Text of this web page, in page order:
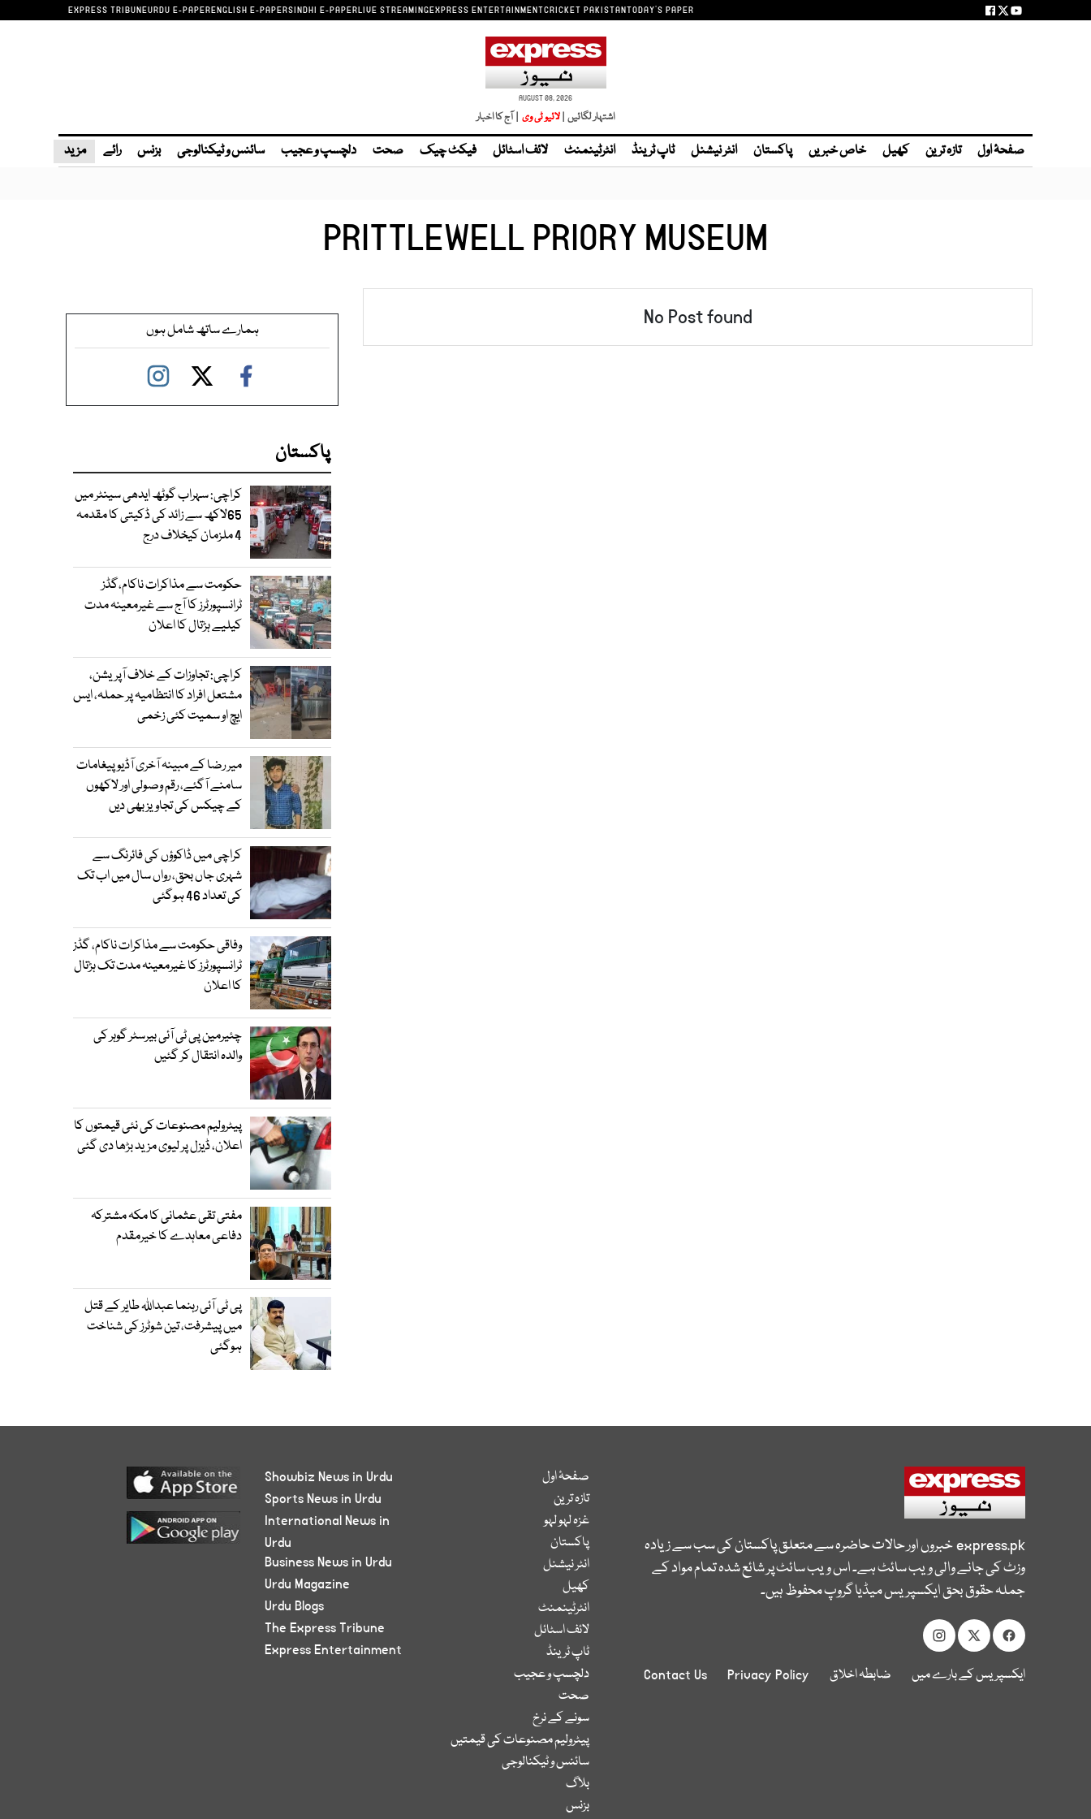
EXPRESS TRIBUNEURDU E-PAPERENGLISH E-PAPERSINDHI E-PAPERLIVE STREAMINGEXPRESS ENTERTAINMENTCRICKET PAKISTANTODAY'S PAPER
AUGUST 08, 2026
اشتہار لگائیں |لائیو ٹی وی | آج کا اخبار
صفحۂ اول تازہ ترین کھیل خاص خبریں پاکستان انٹر نیشنل ٹاپ ٹرینڈ انٹرٹینمنٹ لائف اسٹائل فیکٹ چیک صحت دلچسپ و عجیب سائنس و ٹیکنالوجی بزنس رائے مزید
PRITTLEWELL PRIORY MUSEUM
No Post found ہمارے ساتھ شامل ہوں
پاکستان
کراچی: سہراب گوٹھ ایدھی سینٹر میں
65لاکھ سے زائد کی ڈکیتی کا مقدمہ
4 ملزمان کیخلاف درج
حکومت سے مذاکرات ناکام،گڈز
ٹرانسپورٹرز کا آج سے غیرمعینہ مدت
کیلیے ہڑتال کا اعلان
کراچی: تجاوزات کے خلاف آپریشن،
مشتعل افراد کا انتظامیہ پر حملہ، ایس
ایچ او سمیت کئی زخمی
میر رضا کے مبینہ آخری آڈیو پیغامات
سامنے آگئے، رقم وصولی اور لاکھوں
کے چیکس کی تجاویز بھی دیں
کراچی میں ڈاکوؤں کی فائرنگ سے
شہری جاں بحق، رواں سال میں اب تک
کی تعداد 46 ہوگئی
وفاقی حکومت سے مذاکرات ناکام، گڈز
ٹرانسپورٹرز کا غیرمعینہ مدت تک ہڑتال
کا اعلان
چئیرمین پی ٹی آئی بیرسٹر گوہر کی
والدہ انتقال کر گئیں
پیٹرولیم مصنوعات کی نئی قیمتوں کا
اعلان، ڈیزل پر لیوی مزید بڑھا دی گئی
مفتی تقی عثمانی کا مکہ مشترکہ
دفاعی معاہدے کا خیرمقدم
پی ٹی آئی رہنما عبداللہ طایر کے قتل
میں پیشرفت، تین شوٹرز کی شناخت
ہوگئی
express.pkخبروں اور حالات حاضرہ سے متعلق پاکستان کی سب سے زیادہ
وزٹ کی جانے والی ویب سائٹ ہے۔ اس ویب سائٹ پر شائع شدہ تمام مواد کے
جملہ حقوق بحق ایکسپریس میڈیا گروپ محفوظ ہیں۔
ایکسپریس کے بارے میں ضابطہ اخلاق Privacy Policy
Contact Us
صفحۂ اول
تازہ ترین
غزہ لہو لہو
پاکستان
انٹر نیشنل
کھیل
انٹرٹینمنٹ
لائف اسٹائل
ٹاپ ٹرینڈ
دلچسپ و عجیب
صحت
سونے کے نرخ
پیٹرولیم مصنوعات کی قیمتیں
سائنس و ٹیکنالوجی
بلاگ
بزنس
Showbiz News in Urdu
Sports News in Urdu
International News in
Urdu
Business News in Urdu
Urdu Magazine
Urdu Blogs
The Express Tribune
Express Entertainment